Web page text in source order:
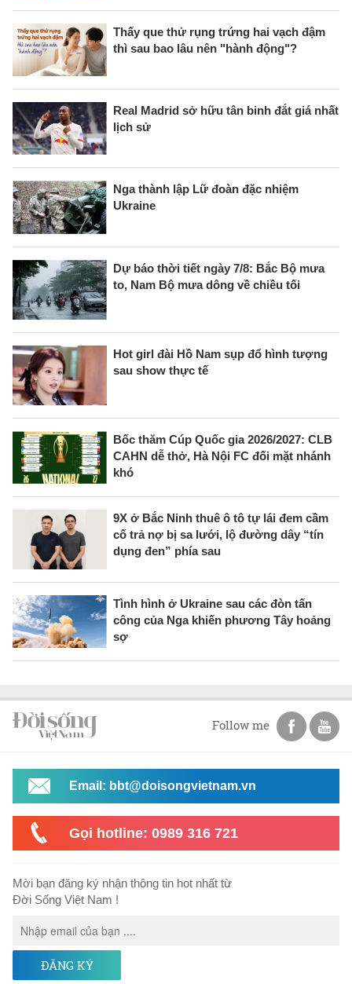
Thấy que thử rụng trứng hai vạch đậm
thì sau bao lâu nên "hành động"?
Real Madrid sở hữu tân binh đắt giá nhất
lịch sử
Nga thành lập Lữ đoàn đặc nhiệm
Ukraine
Dự báo thời tiết ngày 7/8: Bắc Bộ mưa
to, Nam Bộ mưa dông về chiều tối
Hot girl đài Hồ Nam sụp đổ hình tượng
sau show thực tế
Bốc thăm Cúp Quốc gia 2026/2027: CLB
CAHN dễ thở, Hà Nội FC đối mặt nhánh
khó
9X ở Bắc Ninh thuê ô tô tự lái đem cầm
cố trả nợ bị sa lưới, lộ đường dây “tín
dụng đen” phía sau
Tình hình ở Ukraine sau các đòn tấn
công của Nga khiến phương Tây hoảng
sợ
Follow me
Email: bbt@doisongvietnam.vn
Gọi hotline: 0989 316 721
Mời bạn đăng ký nhận thông tin hot nhất từ
Đời Sống Việt Nam !
ĐĂNG KÝ